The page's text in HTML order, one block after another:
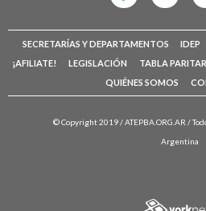
SECRETARÍAS Y DEPARTAMENTOS IDEP
¡AFILIATE!
LEGISLACIÓN TABLA
QUIÉNES SOMOS
© Copyright 2019 /ATEPBA.ORG.AR /
Argentina